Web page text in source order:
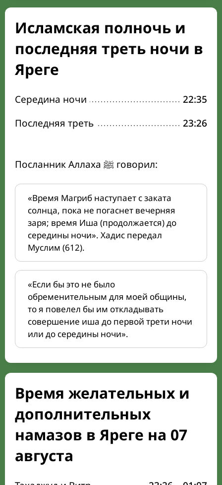
Исламская полночь и
последняя треть ночи в
Яреге
Середина ночи
22:35
Последняя треть
23:26
Посланник Аллаха ﷺ говорил:
«Время Магриб наступает с заката
солнца, пока не погаснет вечерняя
заря; время Иша (продолжается) до
середины ночи». Хадис передал
Муслим (612).
«Если бы это не было
обременительным для моей общины,
то я повелел бы им откладывать
совершение иша до первой трети ночи
или до середины ночи».
Время желательных и
дополнительных
намазов в Яреге на 07
августа